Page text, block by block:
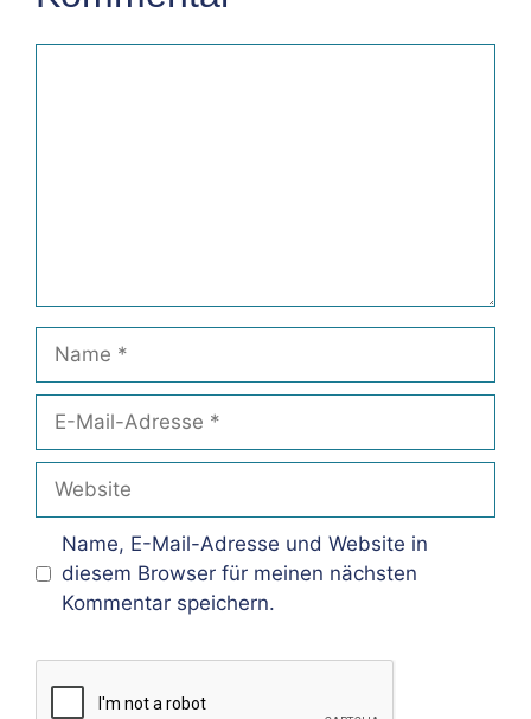
Mail-
Adresse
Name, E-Mail-Adresse und Website in
diesem Browser für meinen nächsten
Kommentar speichern.